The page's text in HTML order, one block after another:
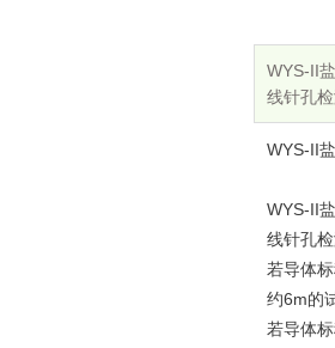
WYS-II
线针孔
WYS-II
WYS-II
线针孔
若导体
约6m的
若导体